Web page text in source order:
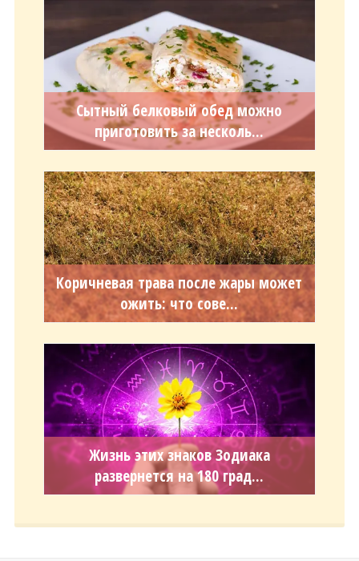
Сытный белковый обед можно
приготовить за несколь...
Коричневая трава после жары может
ожить: что сове...
Жизнь этих знаков Зодиака
развернется на 180 град...